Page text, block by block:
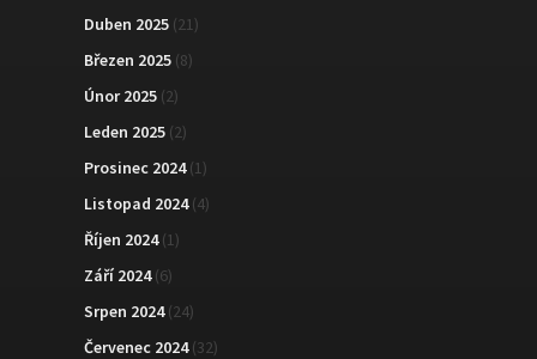
Duben 2025 (21)
Březen 2025 (8)
Únor 2025 (2)
Leden 2025 (2)
Prosinec 2024(1)
Listopad 2024(4)
Říjen 2024(1)
Září 2024(6)
Srpen 2024(24)
Červenec 2024(32)